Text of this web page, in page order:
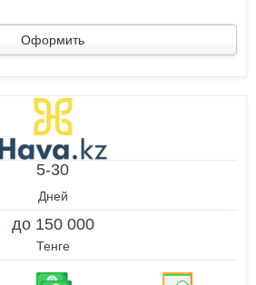
Оформить
5-30
Дней
до 150 000
Тенге